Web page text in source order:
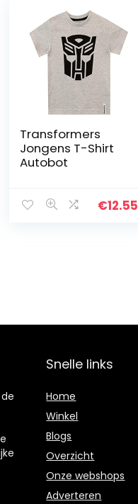
Transformers
Jongens T-Shirt
Autobot
€12.55
Snelle links
Home
Winkel
Blogs
Overzicht
Onze webshops
Adverteren